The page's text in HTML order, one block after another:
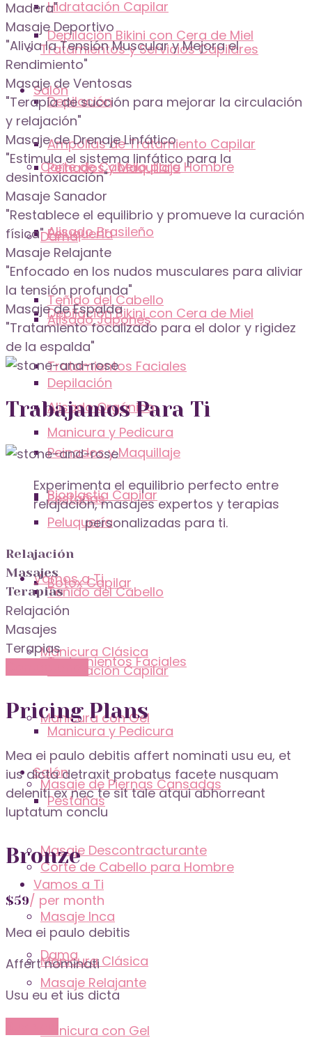
Tratamientos y Servicios Capilares
Ampollas de Tratamiento Capilar
Alisado Brasileño
Alisado Japonés
Alisado Orgánico
Bioplastia Capilar
Botox Capilar
Hidratación Capilar
Salón
Corte de Cabello para Hombre
Dama
Depilación Bikini con Cera de Miel
Depilación
Peinados y Maquillaje
Peluquería
Teñido del Cabello
Tratamientos Faciales
Manicura y Pedicura
Pestañas
Vamos a Ti
Manicura Clásica
Manicura con Gel
Masaje de Piernas Cansadas
Masaje Descontracturante
Masaje Inca
Masaje Relajante
Hidratación Capilar
Salón
Corte de Cabello para Hombre
Dama
Depilación Bikini con Cera de Miel
Depilación
Peinados y Maquillaje
Peluquería
Teñido del Cabello
Tratamientos Faciales
Manicura y Pedicura
Pestañas
Vamos a Ti
Manicura Clásica
Manicura con Gel
Madera"
Masaje Deportivo
"Alivia la Tensión Muscular y Mejora el
Rendimiento"
Masaje de Ventosas
"Terapia de succión para mejorar la circulación
y relajación"
Masaje de Drenaje Linfático
"Estimula el sistema linfático para la
desintoxicación"
Masaje Sanador
"Restablece el equilibrio y promueve la curación
física"
Masaje Relajante
"Enfocado en los nudos musculares para aliviar
la tensión profunda"
Masaje de Espalda
"Tratamiento focalizado para el dolor y rigidez
de la espalda"
Trabajamos Para Ti
Experimenta el equilibrio perfecto entre
relajación, masajes expertos y terapias
personalizadas para ti.
Relajación
Masajes
Terapias
Relajación
Masajes
Terapias
Pricing Plans
Mea ei paulo debitis affert nominati usu eu, et
ius dicta detraxit probatus facete nusquam
deleniti ex nec te sit tale atqui abhorreant
luptatum conclu
Bronze
$59/ per month
Mea ei paulo debitis
Affert nominati
Usu eu et ius dicta